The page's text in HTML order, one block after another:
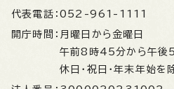
代表電話： 052-961-1111
開庁時間： 月曜日から金曜日
午前8時45分から午後
休日・祝日・年末年始を